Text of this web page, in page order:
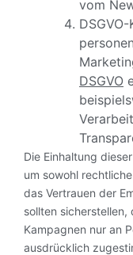
vom
DSGVO
Die Einhaltung
um sowohl
das Vertrauen der
sollten
Kampagnen nur an
ausdrücklich